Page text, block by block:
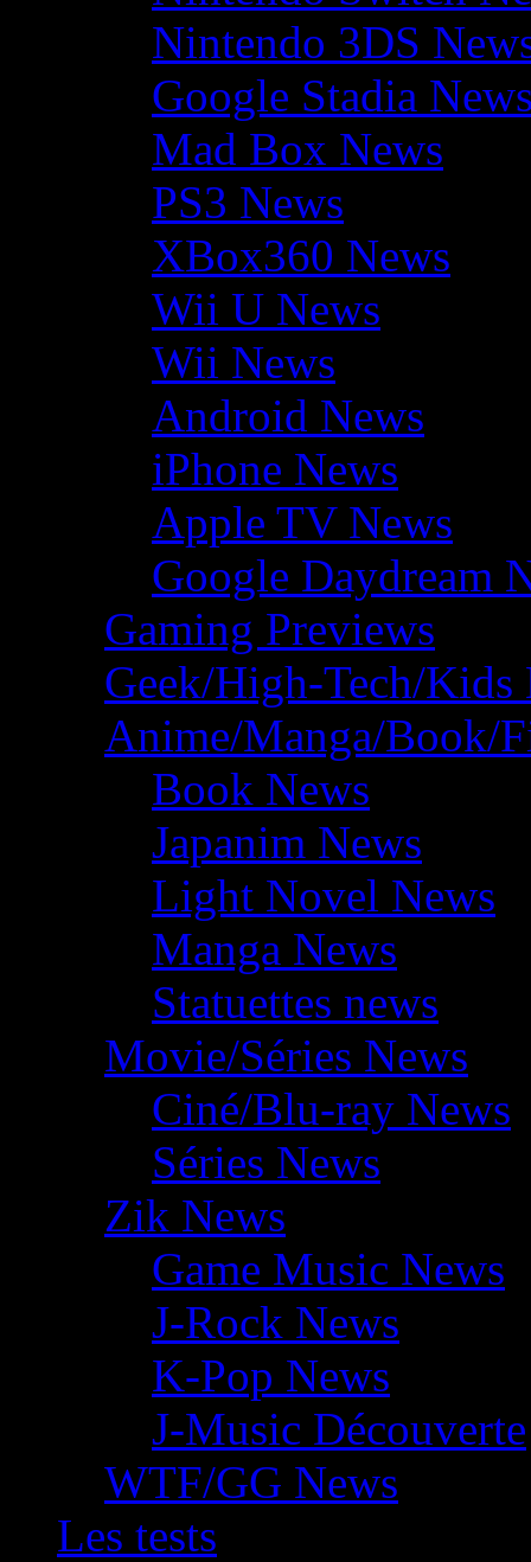
Nintendo 3DS
Google Stadia
Mad Box News
PS3 News
XBox360 News
Wii U News
Wii News
Android News
iPhone News
Apple TV News
Google Daydream
Gaming Previews
Geek/High-Tech/Kids
Anime/Manga/Book/
Book News
Japanim News
Light Novel News
Manga News
Statuettes news
Movie/Séries News
Ciné/Blu-ray News
Séries News
Zik News
Game Music News
J-Rock News
K-Pop News
J-Music Découverte
WTF/GG News
Les tests